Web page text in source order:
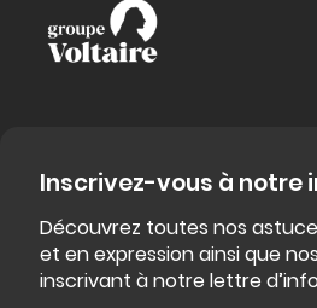
Inscrivez-vous à notre
Découvrez toutes nos
et en expression ainsi que
inscrivant à notre lettre